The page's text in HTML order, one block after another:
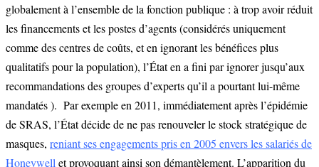
globalement à l’ensemble de la fonction publique : à trop avoir réduit
les financements et les postes d’agents (considérés uniquement
comme des centres de coûts, et en ignorant les bénéfices plus
qualitatifs pour la population), l’État en a fini par ignorer jusqu’aux
recommandations des groupes d’experts qu’il a pourtant lui-même
mandatés ). Par exemple en 2011, immédiatement après l’épidémie
de SRAS, l’État décide de ne pas renouveler le stock stratégique de
masques, reniant ses engagements pris en 2005 envers les salariés de
Honeywell et provoquant ainsi son démantèlement. L’apparition du